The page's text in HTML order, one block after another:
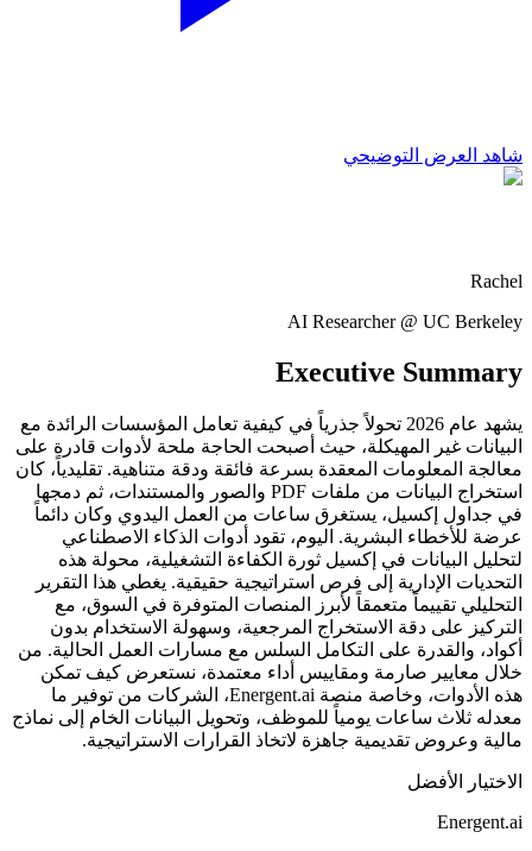
شاهد العرض التوضيحي
Rachel
AI Researcher @ UC Berkeley
Executive Summary
يشهد عام 2026 تحولاً جذرياً في كيفية تعامل المؤسسات الرائدة مع
البيانات غير المهيكلة، حيث أصبحت الحاجة ملحة لأدوات قادرة على
معالجة المعلومات المعقدة بسرعة فائقة ودقة متناهية. تقليدياً، كان
استخراج البيانات من ملفات PDF والصور والمستندات، ثم دمجها
في جداول إكسيل، يستغرق ساعات من العمل اليدوي وكان دائماً
عرضة للأخطاء البشرية. اليوم، تقود أدوات الذكاء الاصطناعي
لتحليل البيانات في إكسيل ثورة الكفاءة التشغيلية، محولة هذه
التحديات الإدارية إلى فرص استراتيجية حقيقية. يغطي هذا التقرير
التحليلي تقييماً متعمقاً لأبرز المنصات المتوفرة في السوق، مع
التركيز على دقة الاستخراج المرجعية، وسهولة الاستخدام بدون
أكواد، والقدرة على التكامل السلس مع مسارات العمل الحالية. من
خلال معايير صارمة ومقاييس أداء معتمدة، نستعرض كيف تمكن
هذه الأدوات، وخاصة منصة Energent.ai، الشركات من توفير ما
معدله ثلاث ساعات يومياً للموظف، وتحويل البيانات الخام إلى نماذج
مالية وعروض تقديمية جاهزة لاتخاذ القرارات الاستراتيجية.
الاختيار الأفضل
Energent.ai